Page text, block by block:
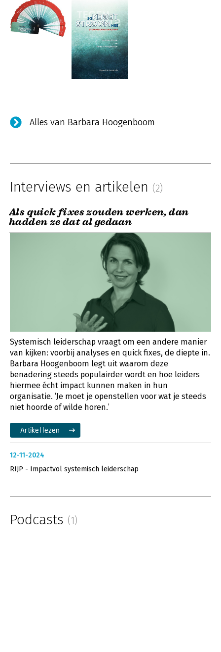
Alles van Barbara Hoogenboom
Interviews en artikelen (2)
Als quick fixes zouden werken, dan
hadden ze dat al gedaan
Systemisch leiderschap vraagt om een andere manier
van kijken: voorbij analyses en quick fixes, de diepte in.
Barbara Hoogenboom legt uit waarom deze
benadering steeds populairder wordt en hoe leiders
hiermee écht impact kunnen maken in hun
organisatie. ‘Je moet je openstellen voor wat je steeds
niet hoorde of wilde horen.’
Artikel lezen
12-11-2024
RIJP - Impactvol systemisch leiderschap
Podcasts (1)